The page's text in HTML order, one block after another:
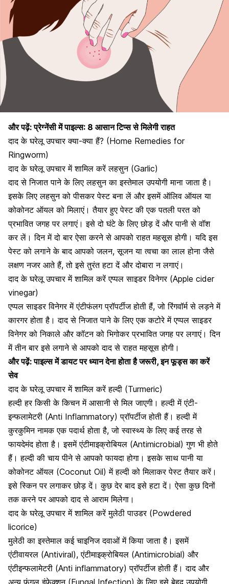
और पढ़ें:प्रेग्नेंसी में पाइल्स: 8 आसान टिप्स से मिलेगी राहत
दाद के घरेलू उपचार क्या-क्या हैं? (Home Remedies for
Ringworm)
दाद के घरेलू उपचार में शामिल करें लहसुन (Garlic)
दाद से निजात पाने के लिएलहसुनका इस्तेमाल उपयोगी माना जाता है।
इसके लिए लहसुन को पीसकर पेस्ट बना लें और इसमें ऑलिव ऑयल या
कोकोनट ऑयल को मिलाएं। तैयार हुए पेस्ट की एक पतली परत को
प्रभावित जगह पर लगाएं। इसे दो घंटे के लिए छोड़ दें और पानी से वॉश
कर लें। दिन में दो बार ऐसा करने से आपको राहत महसूस होगी। यदि इस
पेस्ट को लगाने के बाद आपको जलन, सूजन या त्वचा का लाल होना जैसे
लक्षण नजर आते हैं, तो इसे तुरंत हटा दें और दोबारा न लगाएं।
दाद के घरेलू उपचार में शामिल करें एप्पल साइडर विनेगर (Apple cider
vinegar)
एप्पल साइडर विनेगरमें एंटीफंलग प्रॉपर्टीज होती हैं, जो रिंगवॉर्म से लड़ने में
कारगर होता है। दाद से निजात पाने के लिए एक कटोरे में एप्पल साइडर
विनेगर को निकाले और कॉटन को भिगोकर प्रभावित जगह पर लगाएं। दिन
में तीन बार इसे लगाने से आपको दाद से राहत महसूस होगी।
और पढ़ें:पाइल्स में डायट पर ध्यान देना होता है जरूरी, इन फूड्स का करें
सेव
दाद के घरेलू उपचार में शामिल करें हल्दी (Turmeric)
हल्दी हर किसी के किचन में आसानी से मिल जाएगी। हल्दी में एंटी-
इन्फलामेटरी (Anti Inflammatory) प्रॉपर्टीज होती हैं। हल्दी में
कुरकुमिन नामक एक पदार्थ होता है, जो स्वास्थ्य के लिए कई तरह से
फायदेमंद होता है। इसमें एंटीमाइक्रोबियल (Antimicrobial) गुण भी होते
हैं। हल्दी की चाय पीने से आपको फायदा होगा। इसके साथ पानी या
कोकोनट ऑयल (Coconut Oil) में हल्दी को मिलाकर पेस्ट तैयार करें।
इसे स्किन पर लगाकर छोड़ दें। कुछ देर बाद इसे हटा दें। ऐसा कुछ दिनों
तक करने पर आपको दाद से आराम मिलेगा।
दाद के घरेलू उपचार में शामिल करें मुलेठी पाउडर (Powdered
licorice)
मुलेठी का इस्तेमाल कई चाइनिज दवाओं में किया जाता है। इसमें
एंटीवायरल (Antiviral), एंटीमाइक्रोबियल (Antimicrobial) और
एंटीइन्फलामेटरी (Anti inflammatory) प्रॉपर्टीज होती हैं। दाद और